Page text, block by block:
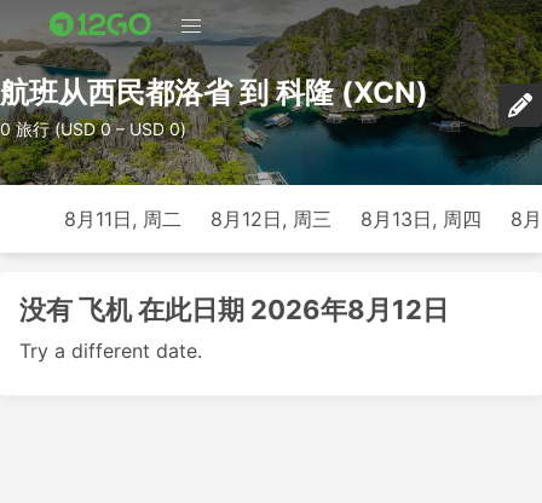
航班从西民都洛省 到 科隆 (XCN)
0 旅行 (USD 0 – USD 0)
8月11日, 周二 8月12日, 周三 8月13日, 周四 8
没有 飞机 在此日期 2026年8月12日
Try a different date.